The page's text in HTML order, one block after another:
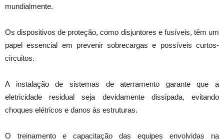
mundialmente.
Os dispositivos de proteção, como disjuntores e fusíveis, têm um
papel essencial em prevenir sobrecargas e possíveis curtos-
circuitos.
A instalação de sistemas de aterramento garante que a
eletricidade residual seja devidamente dissipada, evitando
choques elétricos e danos às estruturas.
O treinamento e capacitação das equipes envolvidas na